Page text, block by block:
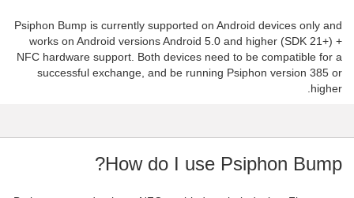
Psiphon Bump is currently supported on Android devices only and
works on Android versions Android 5.0 and higher (SDK 21+) +
NFC hardware support. Both devices need to be compatible for a
successful exchange, and be running Psiphon version 385 or
higher.
How do I use Psiphon Bump?